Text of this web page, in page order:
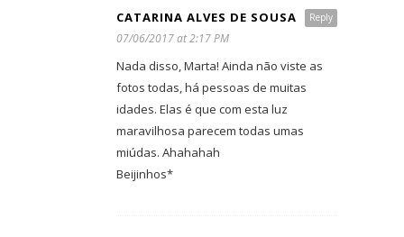
Reply
CATARINA ALVES DE SOUSA
07/06/2017 at 2:17 PM
Nada disso, Marta! Ainda não viste as
fotos todas, há pessoas de muitas
idades. Elas é que com esta luz
maravilhosa parecem todas umas
miúdas. Ahahahah
Beijinhos*